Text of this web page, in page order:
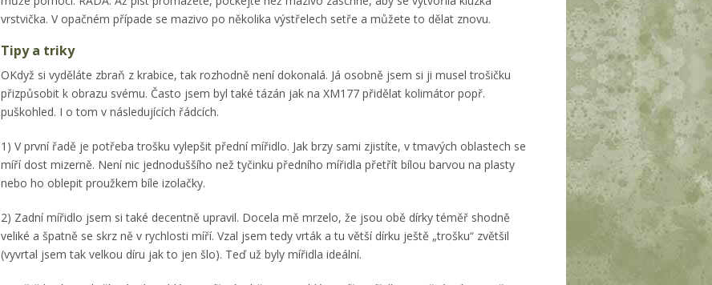
vrstvička. V opačném případe se mazivo po několika výstřelech setře a můžete to dělat znovu.
Tipy a triky
OKdyž si vyděláte zbraň z krabice, tak rozhodně není dokonalá. Já osobně jsem si ji musel trošičku
přizpůsobit k obrazu svému. Často jsem byl také tázán jak na XM177 přidělat kolimátor popř.
puškohled. I o tom v následujících řádcích.
1) V první řadě je potřeba trošku vylepšit přední mířidlo. Jak brzy sami zjistíte, v tmavých oblastech se
míří dost mizerně. Není nic jednoduššího než tyčinku předního mířidla přetřít bílou barvou na plasty
nebo ho oblepit proužkem bíle izolačky.
2) Zadní mířidlo jsem si také decentně upravil. Docela mě mrzelo, že jsou obě dírky téměř shodně
veliké a špatně se skrz ně v rychlosti míří. Vzal jsem tedy vrták a tu větší dírku ještě „trošku“ zvětšil
(vyvrtal jsem tak velkou díru jak to jen šlo). Teď už byly mířidla ideální.